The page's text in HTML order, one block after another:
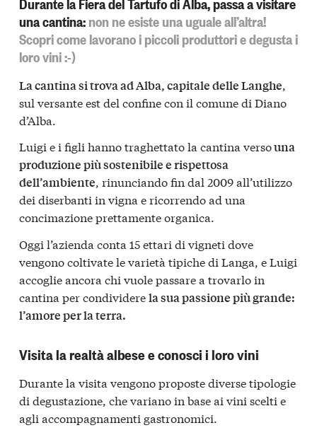
una cantina:non ne esiste una uguale all’altra!
Scopri come lavorano i piccoli produttori e degusta i
loro vini :-)
La cantina si trova ad Alba, capitale delle Langhe,
sul versante est del confine con il comune di Diano
d’Alba.
Luigi e i figli hanno traghettato la cantina versouna
produzione più sostenibile e rispettosa
dell’ambiente, rinunciando fin dal 2009 all’utilizzo
dei diserbanti in vigna e ricorrendo ad una
concimazione prettamente organica.
Oggi l’azienda conta 15 ettari di vigneti dove
vengono coltivate le varietà tipiche di Langa, e Luigi
accoglie ancora chi vuole passare a trovarlo in
cantina per condividerela sua passione più grande:
l’amore per la terra.
Visita la realtà albese e conosci i loro vini
Durante la visita vengono proposte diverse tipologie
di degustazione, che variano in base ai vini scelti e
agli accompagnamenti gastronomici.